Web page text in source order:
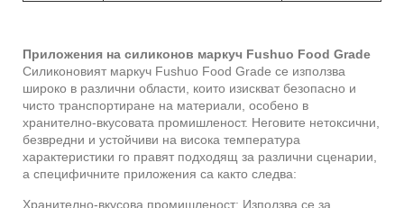
Приложения на силиконов маркуч Fushuo Food Grade
Силиконовият маркуч Fushuo Food Grade се използва
широко в различни области, които изискват безопасно и
чисто транспортиране на материали, особено в
хранително-вкусовата промишленост. Неговите нетоксични,
безвредни и устойчиви на висока температура
характеристики го правят подходящ за различни сценарии,
а специфичните приложения са както следва:
Хранително-вкусова промишленост: Използва се за